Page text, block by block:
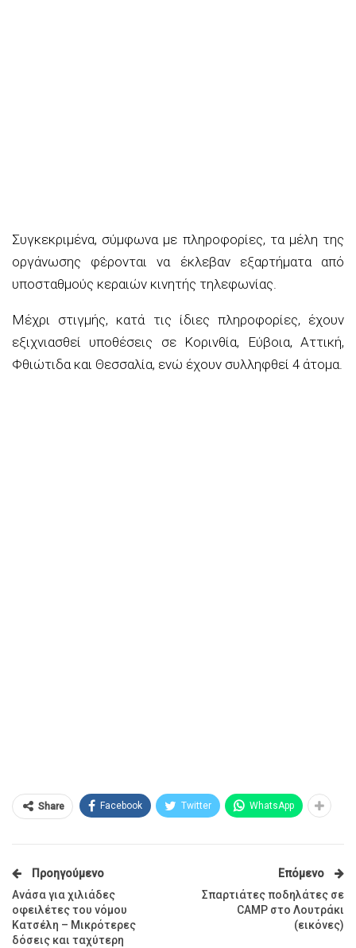
Συγκεκριμένα, σύμφωνα με πληροφορίες, τα μέλη της
οργάνωσης φέρονται να έκλεβαν εξαρτήματα από
υποσταθμούς κεραιών κινητής τηλεφωνίας.
Μέχρι στιγμής, κατά τις ίδιες πληροφορίες, έχουν
εξιχνιασθεί υποθέσεις σε Κορινθία, Εύβοια, Αττική,
Φθιώτιδα και Θεσσαλία, ενώ έχουν συλληφθεί 4 άτομα.
Share Facebook Twitter WhatsApp
Προηγούμενο
Ανάσα για χιλιάδες
οφειλέτες του νόμου
Κατσέλη – Μικρότερες
δόσεις και ταχύτερη
Επόμενο
Σπαρτιάτες ποδηλάτες σε
CAMP στο Λουτράκι
(εικόνες)